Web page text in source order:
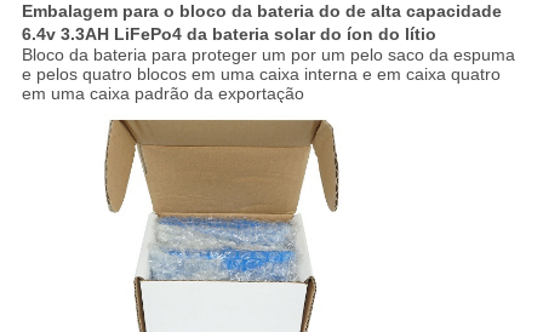
Embalagem para o bloco da bateria do de alta capacidade
6.4v 3.3AH LiFePo4 da bateria solar do íon do lítio
Bloco da bateria para proteger um por um pelo saco da espuma
e pelos quatro blocos em uma caixa interna e em caixa quatro
em uma caixa padrão da exportação